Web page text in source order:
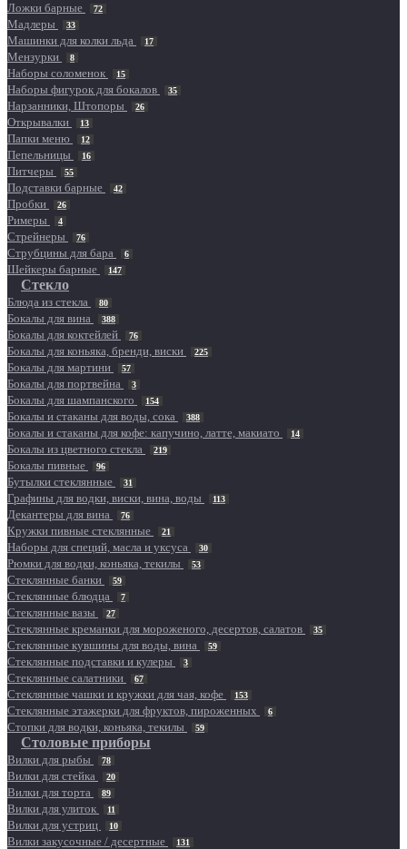
Ложки барные 72
Мадлеры 33
Машинки для колки льда 17
Мензурки 8
Наборы соломенок 15
Наборы фигурок для бокалов 35
Нарзанники, Штопоры 26
Открывалки 13
Папки меню 12
Пепельницы 16
Питчеры 55
Подставки барные 42
Пробки 26
Римеры 4
Стрейнеры 76
Струбцины для бара 6
Шейкеры барные 147
Стекло
Блюда из стекла 80
Бокалы для вина 388
Бокалы для коктейлей 76
Бокалы для коньяка, бренди, виски 225
Бокалы для мартини 57
Бокалы для портвейна 3
Бокалы для шампанского 154
Бокалы и стаканы для воды, сока 388
Бокалы и стаканы для кофе: капучино, латте, макиато 14
Бокалы из цветного стекла 219
Бокалы пивные 96
Бутылки стеклянные 31
Графины для водки, виски, вина, воды 113
Декантеры для вина 76
Кружки пивные стеклянные 21
Наборы для специй, масла и уксуса 30
Рюмки для водки, коньяка, текилы 53
Стеклянные банки 59
Стеклянные блюдца 7
Стеклянные вазы 27
Стеклянные креманки для мороженого, десертов, салатов 35
Стеклянные кувшины для воды, вина 59
Стеклянные подставки и кулеры 3
Стеклянные салатники 67
Стеклянные чашки и кружки для чая, кофе 153
Стеклянные этажерки для фруктов, пироженных 6
Стопки для водки, коньяка, текилы 59
Столовые приборы
Вилки для рыбы 78
Вилки для стейка 20
Вилки для торта 89
Вилки для улиток 11
Вилки для устриц 10
Вилки закусочные / десертные 131